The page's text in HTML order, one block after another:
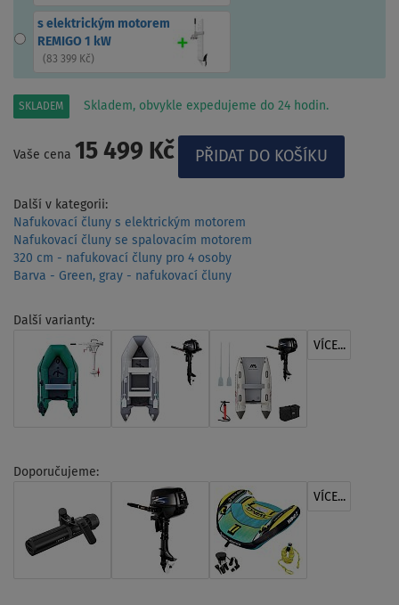
s elektrickým motorem
REMIGO 1 kW
(83 399 Kč)
SKLADEM Skladem, obvykle expedujeme do 24 hodin.
Vaše cena 15 499 Kč
Další v kategorii:
Nafukovací čluny s elektrickým motorem
Nafukovací čluny se spalovacím motorem
320 cm - nafukovací čluny pro 4 osoby
Barva - Green, gray - nafukovací čluny
Další varianty:
VÍCE...
Doporučujeme:
VÍCE...